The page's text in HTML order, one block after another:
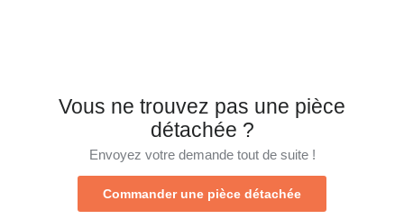
Vous ne trouvez pas une pièce
détachée ?
Envoyez votre demande tout de suite !
Commander une pièce détachée